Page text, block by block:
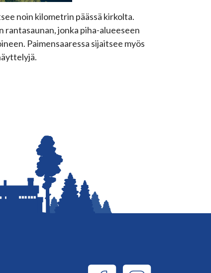
noin kilometrin päässä kirkolta.
rantasaunan, jonka piha-alueeseen
Paimensaaressa sijaitsee myös